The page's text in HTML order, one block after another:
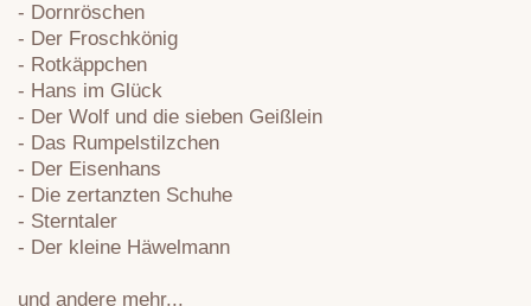
- Dornröschen
- Der Froschkönig
- Rotkäppchen
- Hans im Glück
- Der Wolf und die sieben Geißlein
- Das Rumpelstilzchen
- Der Eisenhans
- Die zertanzten Schuhe
- Sterntaler
- Der kleine Häwelmann
und andere mehr...